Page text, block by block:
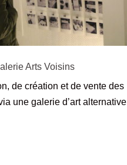
Arts Voisins
de création et de vente des
une galerie d’art alternative